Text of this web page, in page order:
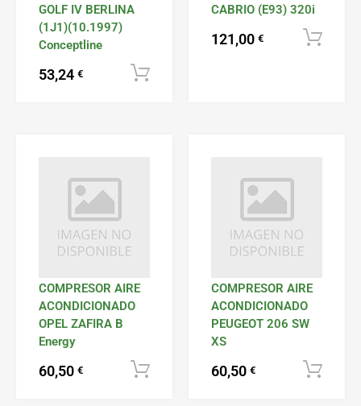
GOLF IV BERLINA
(1J1)(10.1997)
Conceptline
53,24 €
CABRIO (E93) 320i
121,00 €
COMPRESOR AIRE
ACONDICIONADO
OPEL ZAFIRA B
Energy
60,50 € Añadir al carrito
COMPRESOR AIRE
ACONDICIONADO
PEUGEOT 206 SW
XS
60,50 €